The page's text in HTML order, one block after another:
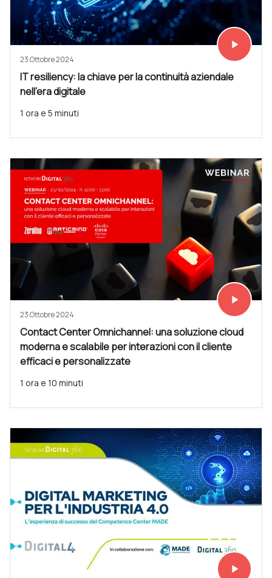
Vedi subito
play_arrow
23 Ottobre 2024
IT resiliency: la chiave per la continuità aziendale
nell’era digitale
1 ora e 5 minuti
Vedi subito
play_arrow
23 Ottobre 2024
Contact Center Omnichannel: una soluzione cloud
moderna e scalabile per interazioni con il cliente
efficaci e personalizzate
1 ora e 10 minuti
Vedi subito
play_arrow